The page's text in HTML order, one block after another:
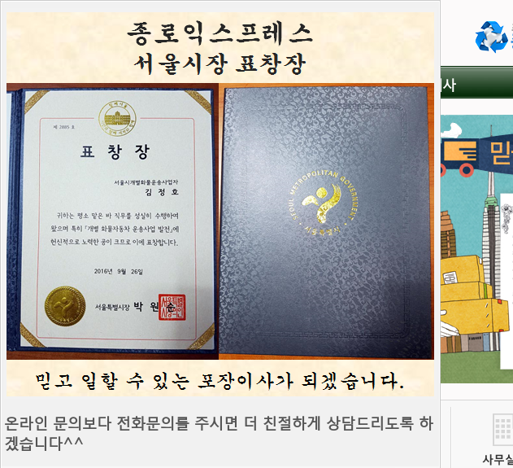
회사소개 가정이사 사무실이사
온라인 문의보다 전화문의를 주시면 더 친절하게 상담드리도록 하
겠습니다^^
스팸방지코드를 입력하십시오.